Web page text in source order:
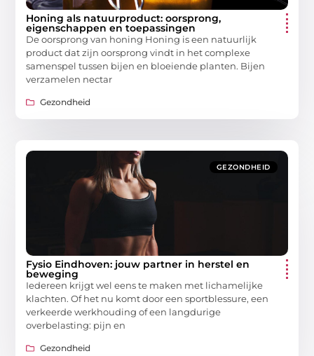
Honing als natuurproduct: oorsprong,
eigenschappen en toepassingen
De oorsprong van honing Honing is een natuurlijk
product dat zijn oorsprong vindt in het complexe
samenspel tussen bijen en bloeiende planten. Bijen
verzamelen nectar
Gezondheid
GEZONDHEID
Fysio Eindhoven: jouw partner in herstel en
beweging
Iedereen krijgt wel eens te maken met lichamelijke
klachten. Of het nu komt door een sportblessure, een
verkeerde werkhouding of een langdurige
overbelasting: pijn en
Gezondheid